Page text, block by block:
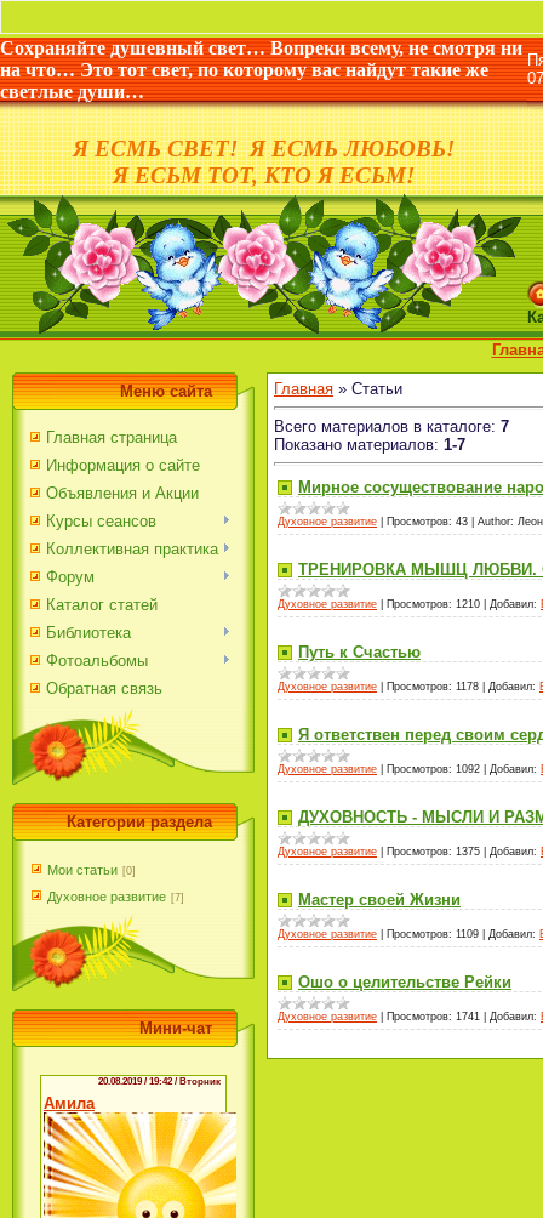
Сохраняйте душевный свет… Вопреки всему, не смотря ни
на что… Это тот свет, по которому вас найдут такие же
светлые души…
Я ЕСМЬ СВЕТ! Я ЕСМЬ ЛЮБОВЬ!
Я ЕСЬМ ТОТ, КТО Я ЕСЬМ!
Меню сайта
Главная страница
Информация о сайте
Объявления и Акции
Курсы сеансов
Коллективная практика
Форум
Каталог статей
Библиотека
Фотоальбомы
Обратная связь
Категории раздела
Мои статьи [0]
Духовное развитие [7]
Мини-чат
Главная » Статьи
Всего материалов в каталоге: 7
Показано материалов: 1-7
Мирное сосуществование
Духовное развитие Просмотров: 43 Author:
ТРЕНИРОВКА МЫШЦ
Духовное развитие Просмотров: 1210 Добавил:
Путь к Счастью
Духовное развитие Просмотров: 1178 Добавил:
Я ответствен перед своим
Духовное развитие Просмотров: 1092 Добавил:
ДУХОВНОСТЬ - МЫСЛИ И
Духовное развитие Просмотров: 1375 Добавил:
Мастер своей Жизни
Духовное развитие Просмотров: 1109 Добавил:
Ошо о целительстве Рейки
Духовное развитие Просмотров: 1741 Добавил: